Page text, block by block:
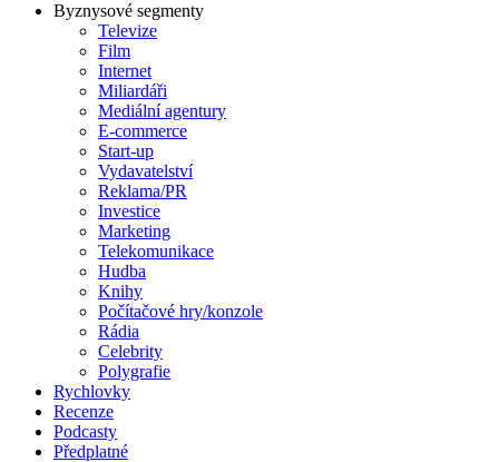
Byznysové segmenty
Televize
Film
Internet
Miliardáři
Mediální agentury
E-commerce
Start-up
Vydavatelství
Reklama/PR
Investice
Marketing
Telekomunikace
Hudba
Knihy
Počítačové hry/konzole
Rádia
Celebrity
Polygrafie
Rychlovky
Recenze
Podcasty
Předplatné